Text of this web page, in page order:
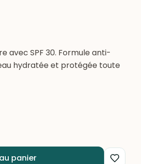
avec SPF 30. Formule anti-
hydratée et protégée toute
panier